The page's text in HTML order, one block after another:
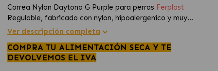
Correa Nylon Daytona G Purple para perros Ferplast
Regulable, fabricado con nylon, hipoalergenico y muy
agradable gracias al suave acolchado interior.
Ver descripción completa
COMPRA TU ALIMENTACIÓN SECA Y TE
DEVOLVEMOS EL IVA